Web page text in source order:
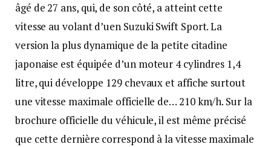
âgé de 27 ans, qui, de son côté, a atteint cette
vitesse au volant d’uen Suzuki Swift Sport. La
version la plus dynamique de la petite citadine
japonaise est équipée d’un moteur 4 cylindres 1,4
litre, qui développe 129 chevaux et affiche surtout
une vitesse maximale officielle de… 210 km/h. Sur la
brochure officielle du véhicule, il est même précisé
que cette dernière correspond à la vitesse maximale